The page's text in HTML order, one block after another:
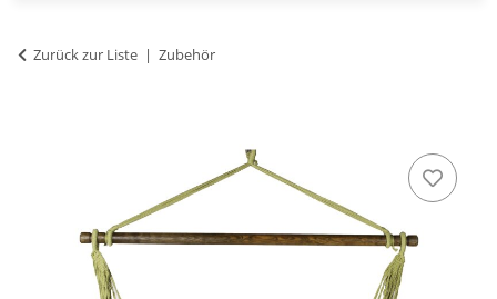
Zurück zur Liste Zubehör